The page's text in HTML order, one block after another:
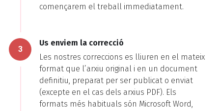
començarem el treball immediatament.
3
Us enviem la correcció
Les nostres correccions es lliuren en el mateix
format que l’arxiu original i en un document
definitiu, preparat per ser publicat o enviat
(excepte en el cas dels arxius PDF). Els
formats més habituals són Microsoft Word,